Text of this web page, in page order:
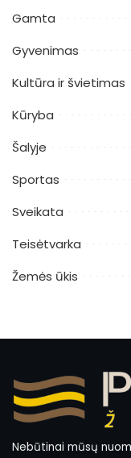
Gamta
Gyvenimas
Kultūra ir švietimas
Kūryba
Šalyje
Sportas
Sveikata
Teisėtvarka
Žemės ūkis
Nebūtinai mūsų